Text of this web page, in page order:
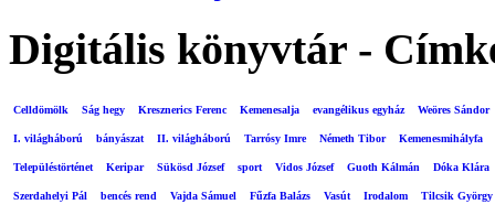
Digitális könyvtár -
Celldömölk Ság hegy Kresznerics Ferenc Kemenesalja evangélikus egyház Weöres Sándor
I. világháború bányászat II. világháború Tarrósy Imre Németh Tibor Kemenesmihályfa
Településtörténet Keripar Sükösd József sport Vidos József Guoth Kálmán Dóka Klára
Szerdahelyi Pál bencés rend Vajda Sámuel Fűzfa Balázs Vasút Irodalom Tilcsik György